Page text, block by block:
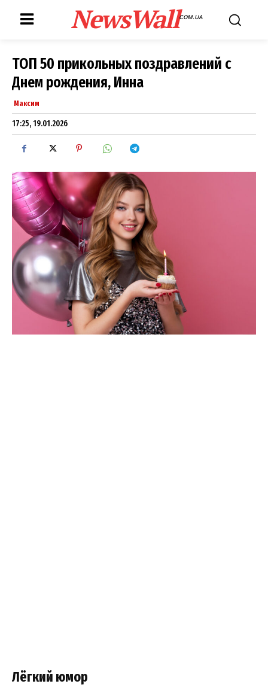
NewsWallCOM.UA
ТОП 50 прикольных поздравлений с
Днем рождения, Инна
Максим
17:25, 19.01.2026
Лёгкий юмор